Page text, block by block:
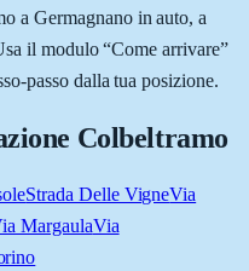
a Germagnano in auto, a
il modulo “Come arrivare”
passo dalla tua posizione.
Colbeltramo
Strada Delle VigneVia
MargaulaVia